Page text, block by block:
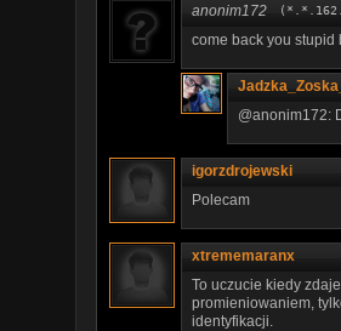
anonim172
come back you stupid
@anonim172:
igorzdrojewski
Polecam
xtrememaranx
To uczucie kiedy
promieniowaniem,
identyfikacji.